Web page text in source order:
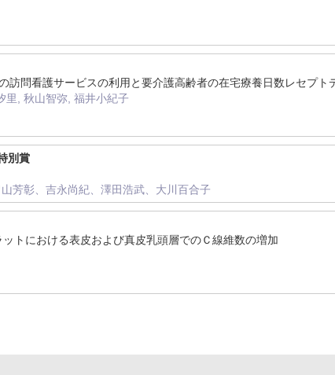
問看護サービスの利用と要介護高齢者の在宅療養日数レセプト
里, 秋山智弥, 福井小紀子
別賞
芳彰、吉永尚紀、澤田浩武、大川百合子
における表皮および真皮乳頭層でのＣ線維数の増加